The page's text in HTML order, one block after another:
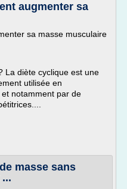
augmenter sa
sa masse musculaire
La diète cyclique est une
utilisée en
notamment par de
masse sans